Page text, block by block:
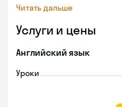
Читать дальше
Услуги и цены
Английский язык
Уроки